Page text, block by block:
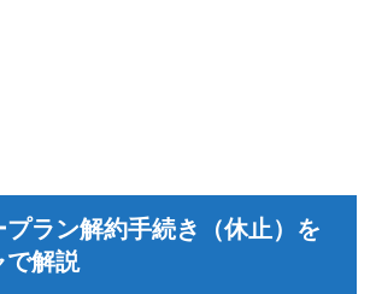
プラン解約手続き（休止）を
で解説